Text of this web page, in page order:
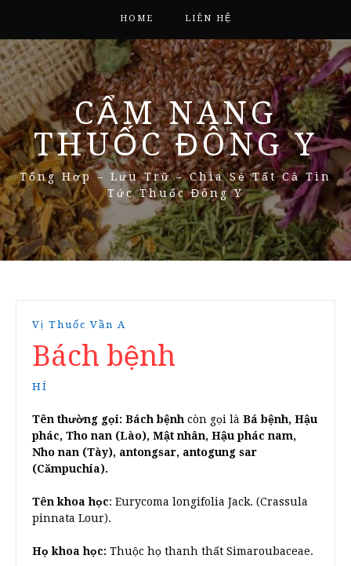
HOME LIÊN HỆ
CẨM NANG
THUỐC ĐÔNG Y
Tổng Hợp – Lưu Trữ – Chia Sẻ Tất Cả Tin
Tức Thuốc Đông Y
Vị Thuốc Vần A
Bách bệnh
HÍ
Tên thường gọi: Bách bệnh còn gọi là Bá bệnh, Hậu
phác, Tho nan (Lào), Mật nhân, Hậu phác nam,
Nho nan (Tày), antongsar, antogung sar
(Cămpuchia).
Tên khoa học: Eurycoma longifolia Jack. (Crassula
pinnata Lour).
Họ khoa học: Thuộc họ thanh thất Simaroubaceae.